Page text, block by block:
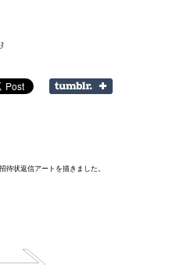
招待状返信アートを描きました。